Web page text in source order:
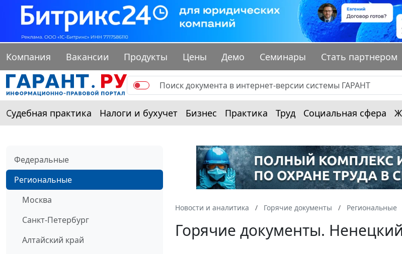
Компания Вакансии Продукты Цены Демо Семинары Стать партнером
Судебная практика Налоги и бухучет Бизнес Практика Труд Социальная сфера
Федеральные
Региональные
Москва
Санкт-Петербург
Алтайский край
Новости и аналитика Горячие документы Региональные
Горячие документы.